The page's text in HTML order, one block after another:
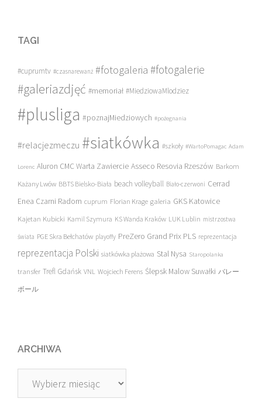
TAGI
#cuprumtv #czasnarewanż #fotogaleria #fotogalerie
#galeriazdjęć #memoriał #MiedziowaMlodziez
#plusliga #poznajMiedziowych #pożegnania
#relacjezmeczu #siatkówka #szkoły #WartoPomagac Adam
Lorenc Aluron CMC Warta Zawiercie Asseco Resovia Rzeszów Barkom
Każany Lwów BBTS Bielsko-Biała beach volleyball Biało-czerwoni Cerrad
Enea Czarni Radom cuprum Florian Krage galeria GKS Katowice
Kajetan Kubicki Kamil Szymura KS Wanda Kraków LUK Lublin mistrzostwa
świata PGE Skra Bełchatów playoffy PreZero Grand Prix PLS reprezentacja
reprezentacja Polski siatkówka plażowa Stal Nysa Staropolanka
transfer Trefl Gdańsk VNL Wojciech Ferens Ślepsk Malow Suwałki バレー
ボール
ARCHIWA
Archiwa